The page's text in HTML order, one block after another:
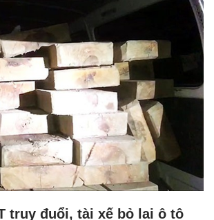
truy đuổi, tài xế bỏ lại ô tô